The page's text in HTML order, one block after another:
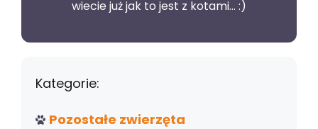
wiecie już jak to jest z kotami... :)
Kategorie:
Pozostałe zwierzęta